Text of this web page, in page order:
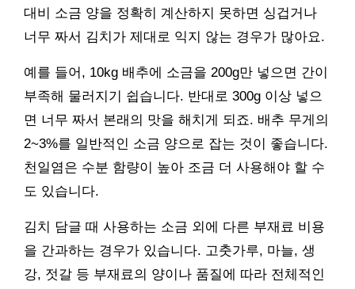
대비 소금 양을 정확히 계산하지 못하면 싱겁거나
너무 짜서 김치가 제대로 익지 않는 경우가 많아요.
예를 들어, 10kg 배추에 소금을 200g만 넣으면 간이
부족해 물러지기 쉽습니다. 반대로 300g 이상 넣으
면 너무 짜서 본래의 맛을 해치게 되죠. 배추 무게의
2~3%를 일반적인 소금 양으로 잡는 것이 좋습니다.
천일염은 수분 함량이 높아 조금 더 사용해야 할 수
도 있습니다.
김치 담글 때 사용하는 소금 외에 다른 부재료 비용
을 간과하는 경우가 있습니다. 고춧가루, 마늘, 생
강, 젓갈 등 부재료의 양이나 품질에 따라 전체적인